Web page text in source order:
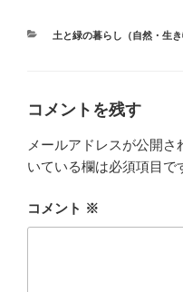
カ
土と緑の暮らし（自然・生き
コメントを残す
メールアドレスが公開さ
いている欄は必須項目で
コメント ※